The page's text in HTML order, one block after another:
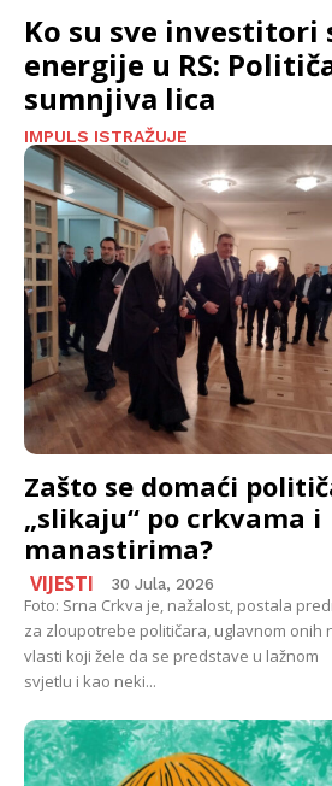
Ko su sve investitori
energije u RS:
sumnjiva lica
IMPULS ISTRAŽUJE
Zašto se domaći
„slikaju“ po crkvama i
manastirima?
VIJESTI 30 Jula, 2026
Foto: Srna Crkva je, nažalost, postala
za zloupotrebe političara, uglavnom onih
vlasti koji žele da se predstave u lažnom
svjetlu i kao neki...